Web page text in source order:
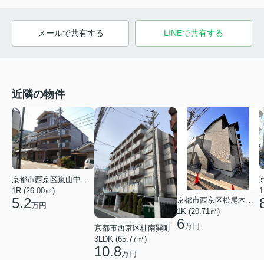
メールで共有する LINEで共有する
近隣の物件
京都市西京区嵐山中尾下町
1R (26.00㎡)
5.2万円
京都市西京区桂南巽町
3LDK (65.77㎡)
10.8万円
京都市西京区松尾木ノ曽町
1K (20.71㎡)
6万円